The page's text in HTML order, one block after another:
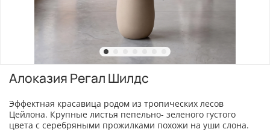
Алоказия Регал Шилдс
Эффектная красавица родом из тропических лесов
Цейлона. Крупные листья пепельно- зеленого густого
цвета с серебряными прожилками похожи на уши слона.